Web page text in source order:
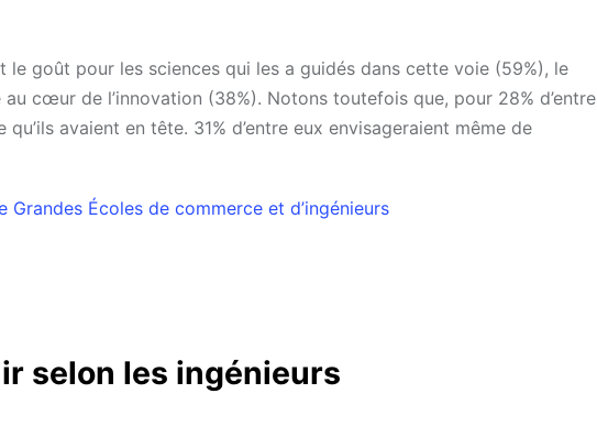
le goût pour les sciences qui les a guidés dans cette voie (59%), le
cœur de l’innovation (38%). Notons toutefois que, pour 28% d’entre
avaient en tête. 31% d’entre eux envisageraient même de
Grandes Écoles de commerce et d’ingénieurs
selon les ingénieurs